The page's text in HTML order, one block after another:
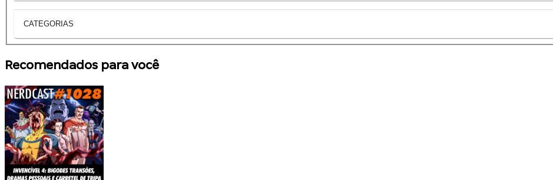
CATEGORIAS
Recomendados para você